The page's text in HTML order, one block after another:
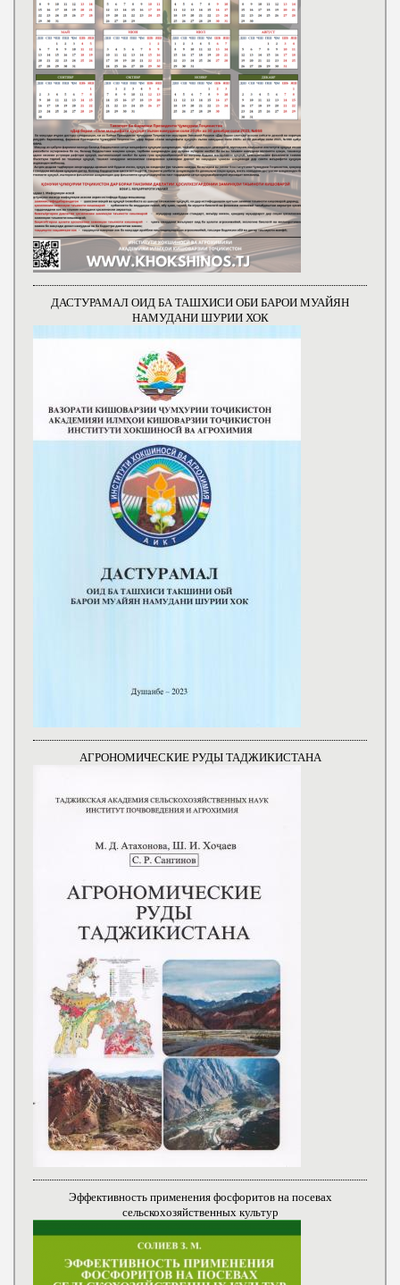
ДАСТУРАМАЛ ОИД БА ТАШХИСИ ОБИ БАРОИ МУАЙЯН
НАМУДАНИ ШУРИИ ХОК
АГРОНОМИЧЕСКИЕ РУДЫ ТАДЖИКИСТАНА
Эффективность применения фосфоритов на посевах
сельскохозяйственных культур